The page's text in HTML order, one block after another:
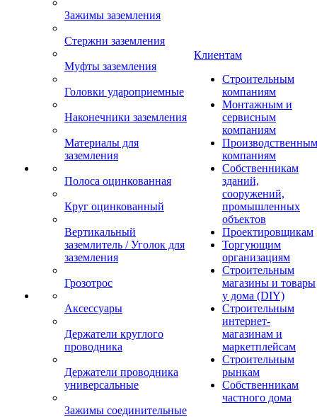
Зажимы заземления
Стержни заземления
Муфты заземления
Головки удароприемные
Наконечники заземления
Материалы для
заземления
Полоса оцинкованная
Круг оцинкованный
Вертикальный
заземлитель / Уголок для
заземления
Грозотрос
Аксессуары
Держатели круглого
проводника
Держатели проводника
универсальные
Зажимы соединительные
Клиентам
Строительным
компаниям
Монтажным и
сервисным
компаниям
Производственным
компаниям
Собственникам
зданий,
сооружений,
промышленных
объектов
Проектировщикам
Торгующим
организациям
Строительным
магазины и товары
у дома (DIY)
Строительным
интернет-
магазинам и
маркетплейсам
Строительным
рынкам
Собственникам
частного дома